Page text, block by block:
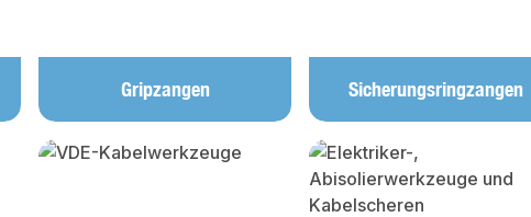
Gripzangen Sicherungsringzangen